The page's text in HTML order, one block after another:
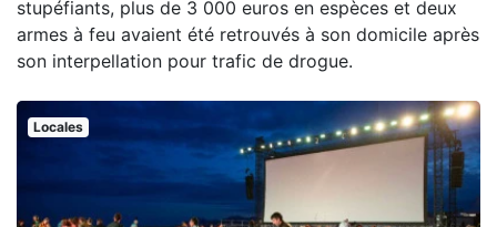
stupéfiants, plus de 3 000 euros en espèces et deux
armes à feu avaient été retrouvés à son domicile après
son interpellation pour trafic de drogue.
Locales